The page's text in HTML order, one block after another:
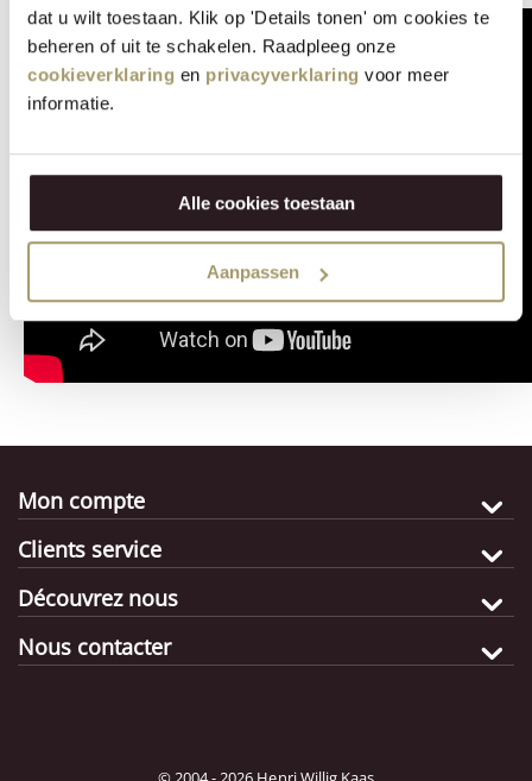
dat u wilt toestaan. Klik op 'Details tonen' om cookies te
beheren of uit te schakelen. Raadpleeg onze
cookieverklaring en privacyverklaring voor meer
informatie.
Alle cookies toestaan
Aanpassen
Mon compte
Clients service
Découvrez nous
Nous contacter